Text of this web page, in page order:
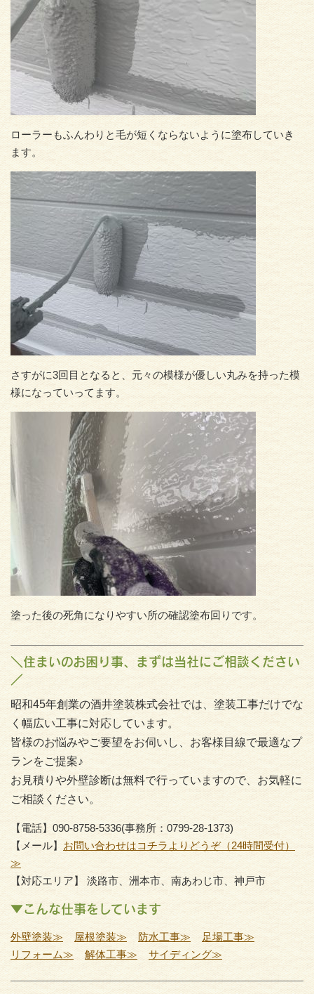
ローラーもふんわりと毛が短くならないように塗布していき
ます。
さすがに3回目となると、元々の模様が優しい丸みを持った模
様になっていってます。
塗った後の死角になりやすい所の確認塗布回りです。
＼住まいのお困り事、まずは当社にご相談ください
／
昭和45年創業の酒井塗装株式会社では、塗装工事だけでな
く幅広い工事に対応しています。
皆様のお悩みやご要望をお伺いし、お客様目線で最適なプ
ランをご提案♪
お見積りや外壁診断は無料で行っていますので、お気軽に
ご相談ください。
【電話】090-8758-5336(事務所：0799-28-1373)
【メール】 お問い合わせはコチラよりどうぞ（24時間受付）
≫
【対応エリア】 淡路市、洲本市、南あわじ市、神戸市
▼こんな仕事をしています
外壁塗装≫ 屋根塗装≫ 防水工事≫
足場工事≫
リフォーム≫
解体工事≫ サイディング≫